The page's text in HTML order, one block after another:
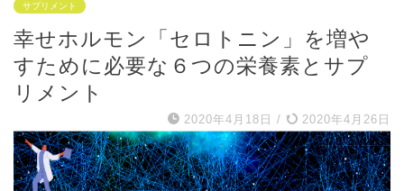
サプリメント
幸せホルモン「セロトニン」を増や
すために必要な６つの栄養素とサプ
リメント
2020年4月18日 / 2020年4月26日